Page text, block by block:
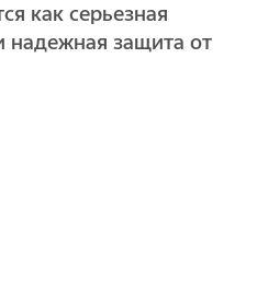
корпус в красивое